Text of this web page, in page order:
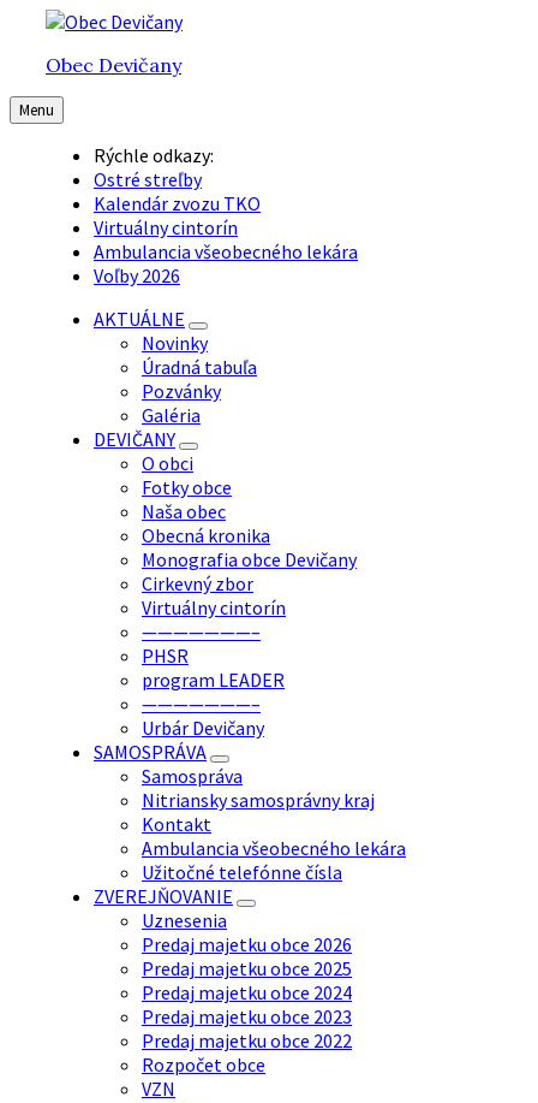
Preskočiť
obsah
Preskočiť
hlavnú
navigáciu
Preskočiť
pätičkuObec Devičany
Menu
Rýchle odkazy:
Ostré streľby
Kalendár zvozu TKO
Virtuálny cintorín
Ambulancia všeobecného lekára
Voľby 2026
AKTUÁLNE
Novinky
Úradná tabuľa
Pozvánky
Galéria
DEVIČANY
O obci
Fotky obce
Naša obec
Obecná kronika
Monografia obce Devičany
Cirkevný zbor
Virtuálny cintorín
———————–
PHSR
program LEADER
———————–
Urbár Devičany
SAMOSPRÁVA
Samospráva
Nitriansky samosprávny kraj
Kontakt
Ambulancia všeobecného lekára
Užitočné telefónne čísla
ZVEREJŇOVANIE
Uznesenia
Predaj majetku obce 2026
Predaj majetku obce 2025
Predaj majetku obce 2024
Predaj majetku obce 2023
Predaj majetku obce 2022
Rozpočet obce
VZN